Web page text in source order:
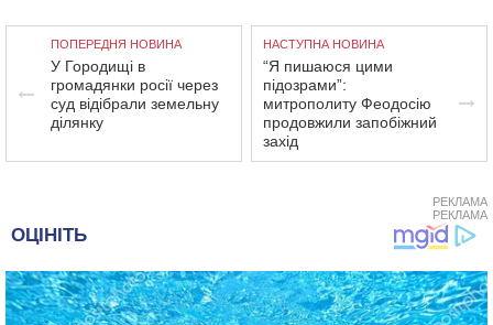
ПОПЕРЕДНЯ НОВИНА
У Городищі в
громадянки росії через
суд відібрали земельну
ділянку
НАСТУПНА НОВИНА
“Я пишаюся цими
підозрами”:
митрополиту Феодосію
продовжили запобіжний
захід
РЕКЛАМА
РЕКЛАМА